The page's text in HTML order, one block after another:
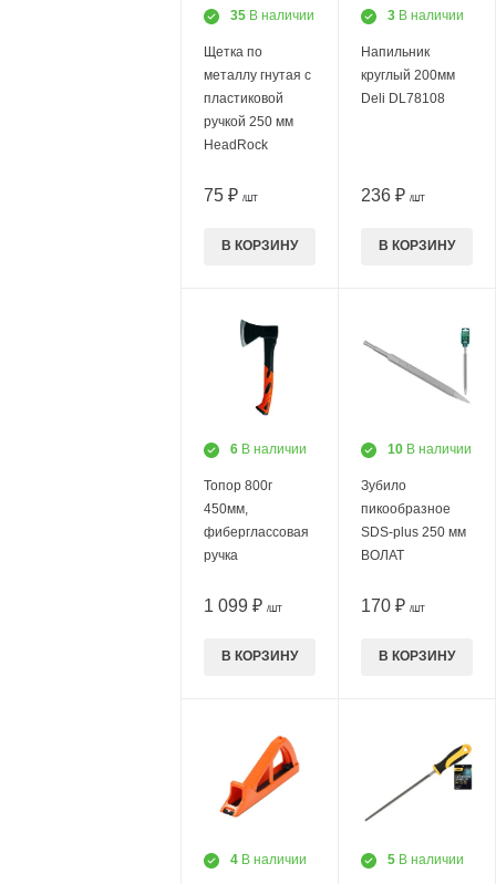
35 В наличии
Щетка по
металлу гнутая с
пластиковой
ручкой 250 мм
HeadRock
75 ₽ /ШТ
В КОРЗИНУ
3 В наличии
Напильник
круглый 200мм
Deli DL78108
236 ₽ /ШТ
В КОРЗИНУ
6 В наличии
Топор 800г
450мм,
фиберглассовая
ручка
1 099 ₽ /ШТ
В КОРЗИНУ
10 В наличии
Зубило
пикообразное
SDS-plus 250 мм
ВОЛАТ
170 ₽ /ШТ
В КОРЗИНУ
4 В наличии 5 В наличии